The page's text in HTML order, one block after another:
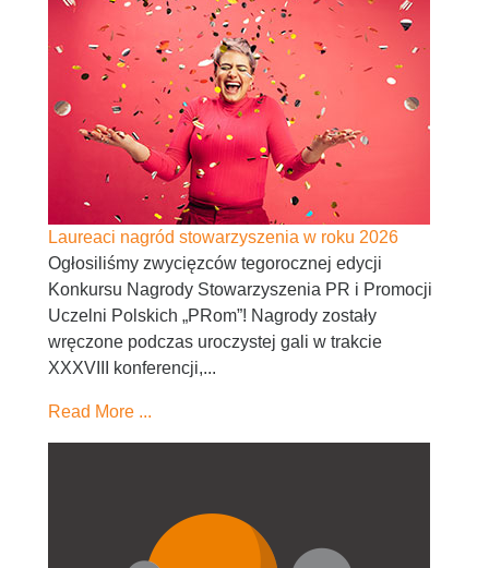
Laureaci nagród stowarzyszenia w roku 2026
Ogłosiliśmy zwycięzców tegorocznej edycji
Konkursu Nagrody Stowarzyszenia PR i Promocji
Uczelni Polskich „PRom”! Nagrody zostały
wręczone podczas uroczystej gali w trakcie
XXXVIII konferencji,...
Read More ...